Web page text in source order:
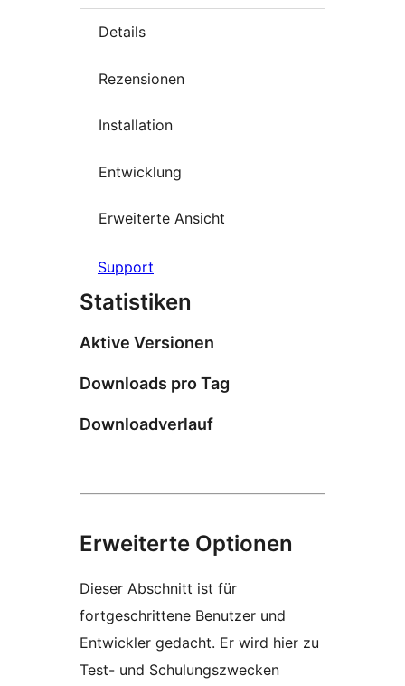
Details
Rezensionen
Installation
Entwicklung
Erweiterte Ansicht
Support
Statistiken
Aktive Versionen
Downloads pro Tag
Downloadverlauf
Erweiterte Optionen
Dieser Abschnitt ist für
fortgeschrittene Benutzer und
Entwickler gedacht. Er wird hier zu
Test- und Schulungszwecken